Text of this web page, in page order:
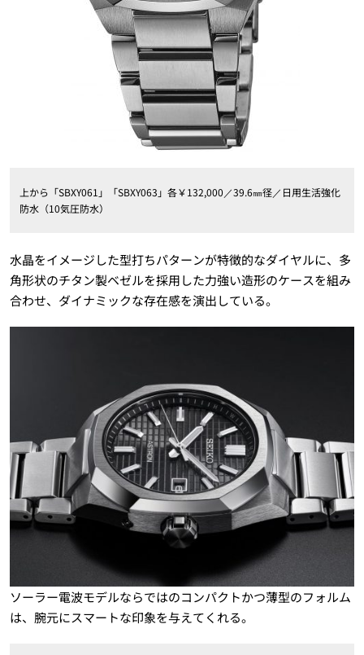
上から「SBXY061」「SBXY063」各￥132,000／39.6㎜径／日用生活強化
防水（10気圧防水）
水晶をイメージした型打ちパターンが特徴的なダイヤルに、多
角形状のチタン製ベゼルを採用した力強い造形のケースを組み
合わせ、ダイナミックな存在感を演出している。
ソーラー電波モデルならではのコンパクトかつ薄型のフォルム
は、腕元にスマートな印象を与えてくれる。